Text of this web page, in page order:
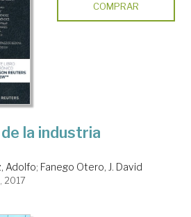
COMPRAR
la industria
Adolfo; Fanego Otero, J. David
2017